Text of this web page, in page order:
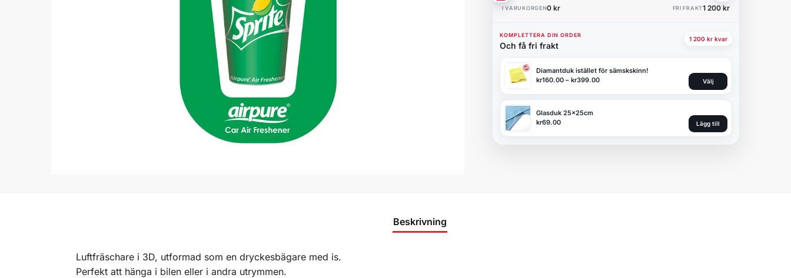
I VARUKORGEN0 kr FRI FRAKT1 200 kr
KOMPLETTERA DIN ORDER
Och få fri frakt
1 200 kr kvar
Diamantduk istället för sämskskinn!
kr160.00 – kr399.00 Välj
Glasduk 25x25cm
kr69.00 Lägg till
Beskrivning
Luftfräschare i 3D, utformad som en dryckesbägare med is.
Perfekt att hänga i bilen eller i andra utrymmen.